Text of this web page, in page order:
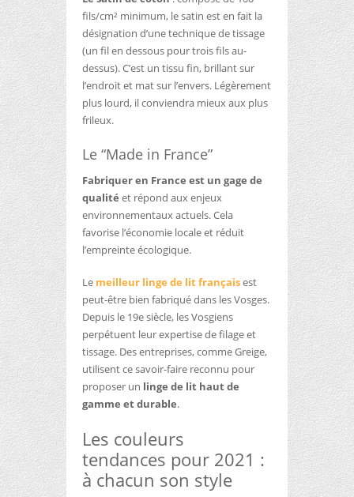
fils/cm² minimum, le satin est en fait la
désignation d’une technique de tissage
(un fil en dessous pour trois fils au-
dessus). C’est un tissu fin, brillant sur
l’endroit et mat sur l’envers. Légèrement
plus lourd, il conviendra mieux aux plus
frileux.
Le “Made in France”
Fabriquer en France est un gage de
qualité et répond aux enjeux
environnementaux actuels. Cela
favorise l’économie locale et réduit
l’empreinte écologique.
Le meilleur linge de lit françaisest
peut-être bien fabriqué dans les Vosges.
Depuis le 19e siècle, les Vosgiens
perpétuent leur expertise de filage et
tissage. Des entreprises, comme Greige,
utilisent ce savoir-faire reconnu pour
proposer un linge de lit haut de
gamme et durable.
Les couleurs
tendances pour 2021 :
à chacun son style